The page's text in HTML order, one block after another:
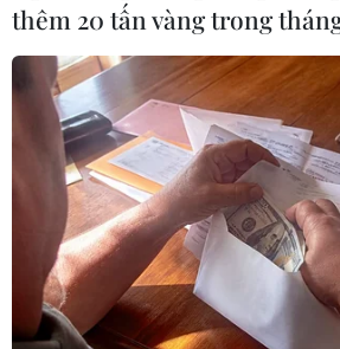
Tàu cá bị tàu vận tải biển
đâm chìm: Tìm kiếm
thuyền viên mất tích
Tàu BĐ 92155 TS đang di chuyển
từ phía Bắc xuống phía Nam tại
trí cách cảng cá Cà Ná (huyện
Thuận Nam, Ninh Thuận) khoảng
7 hải lý thì bị một tàu vận tải va
vào, 1 thuyền viên vẫn mất tích.
thêm 20 tấn vàng trong